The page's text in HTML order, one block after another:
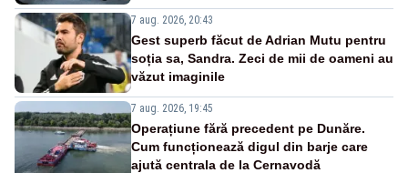
7 aug. 2026, 20:43
Gest superb făcut de Adrian Mutu pentru
soția sa, Sandra. Zeci de mii de oameni au
văzut imaginile
7 aug. 2026, 19:45
Operațiune fără precedent pe Dunăre.
Cum funcționează digul din barje care
ajută centrala de la Cernavodă